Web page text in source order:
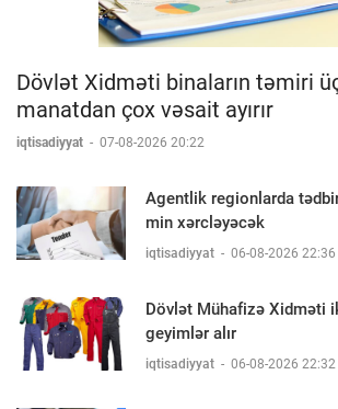
Dövlət Xidməti binaların təmiri
manatdan çox vəsait ayırır
iqtisadiyyat - 07-08-2026 20:22
Agentlik regionlarda
min xərcləyəcək
iqtisadiyyat - 06-08-2026 22:36
Dövlət Mühafizə Xidməti
geyimlər alır
iqtisadiyyat - 06-08-2026 22:32